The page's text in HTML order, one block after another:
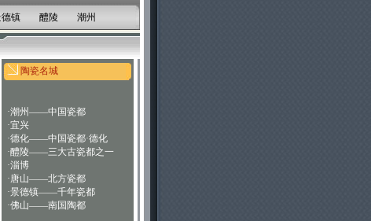
镇 醴陵 潮州
陶瓷名城
·潮州——中国瓷都
·宜兴
·德化——中国瓷都·德化
·醴陵——三大古瓷都之一
·淄博
·唐山——北方瓷都
·景德镇——千年瓷都
·佛山——南国陶都